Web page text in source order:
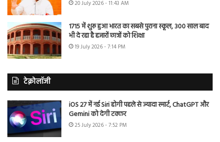
20 July 2026 - 11:43 AM
1715 में शुरू हुआ भारत का सबसे पुराना स्कूल, 300 साल बाद
भी दे रहा है हजारों छात्रों को शिक्षा
19 July 2026 - 7:14 PM
टेक्नोलॉजी
iOS 27 में नई Siri होगी पहले से ज्यादा स्मार्ट, ChatGPT और
Gemini को देगी टक्कर
25 July 2026 - 7:52 PM